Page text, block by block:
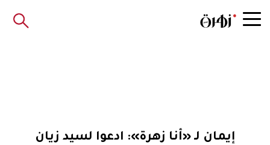
إيمان لـ «أنا زهرة»: ادعوا لسيد زيان